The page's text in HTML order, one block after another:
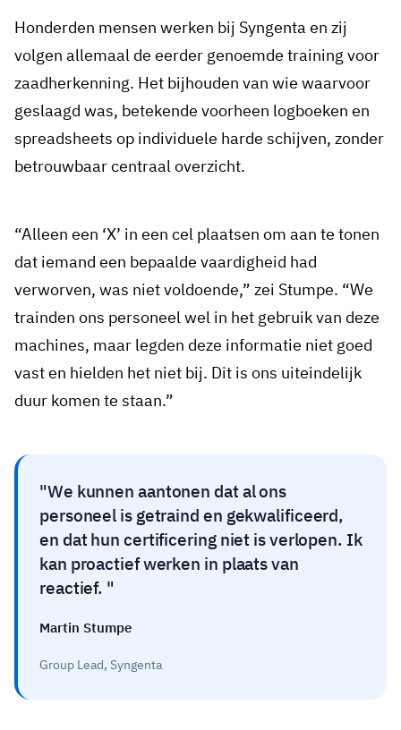
Honderden mensen werken bij Syngenta en zij
volgen allemaal de eerder genoemde training voor
zaadherkenning. Het bijhouden van wie waarvoor
geslaagd was, betekende voorheen logboeken en
spreadsheets op individuele harde schijven, zonder
betrouwbaar centraal overzicht.
“Alleen een ‘X’ in een cel plaatsen om aan te tonen
dat iemand een bepaalde vaardigheid had
verworven, was niet voldoende,” zei Stumpe. “We
trainden ons personeel wel in het gebruik van deze
machines, maar legden deze informatie niet goed
vast en hielden het niet bij. Dit is ons uiteindelijk
duur komen te staan.”
We kunnen aantonen dat al ons
personeel is getraind en gekwalificeerd,
en dat hun certificering niet is verlopen. Ik
kan proactief werken in plaats van
reactief.
Martin Stumpe
Group Lead, Syngenta